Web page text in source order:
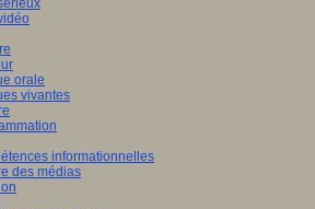
orale
vivantes
informationnelles
des médias